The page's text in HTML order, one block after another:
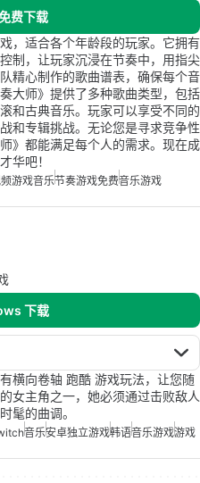
费下载
，适合各个年龄段的玩家。它拥有
制，让玩家沉浸在节奏中，用指尖
精心制作的歌曲谱表，确保每个音
大师》提供了多种歌曲类型，包括
和古典音乐。玩家可以享受不同的
和专辑挑战。无论您是寻求竞争性
》都能满足每个人的需求。现在成
华吧！
游戏音乐节奏游戏免费音乐游戏
下载
横向卷轴 跑酷 游戏玩法，让您随
女主角之一，她必须通过击败敌人
髦的曲调。
音乐安卓独立游戏韩语音乐游戏游戏